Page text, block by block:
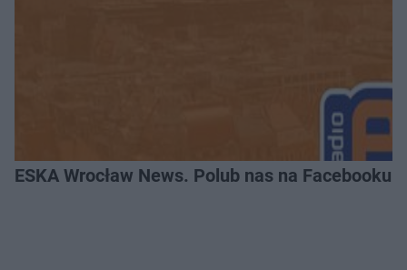
ESKA Wrocław News. Polub nas na Facebooku!